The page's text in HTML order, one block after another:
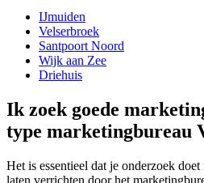
IJmuiden
Velserbroek
Santpoort Noord
Wijk aan Zee
Driehuis
Ik zoek goede
type marketingbureau
Het is essentieel dat je onderzoek
laten verrichten door het